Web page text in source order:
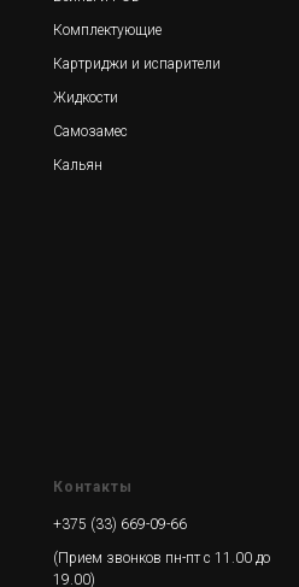
Комплектующие
Картриджи и испарители
Жидкости
Самозамес
Кальян
Контакты
+375 (33) 669-09-66
(Прием звонков пн-пт с 11.00 до
19.00)